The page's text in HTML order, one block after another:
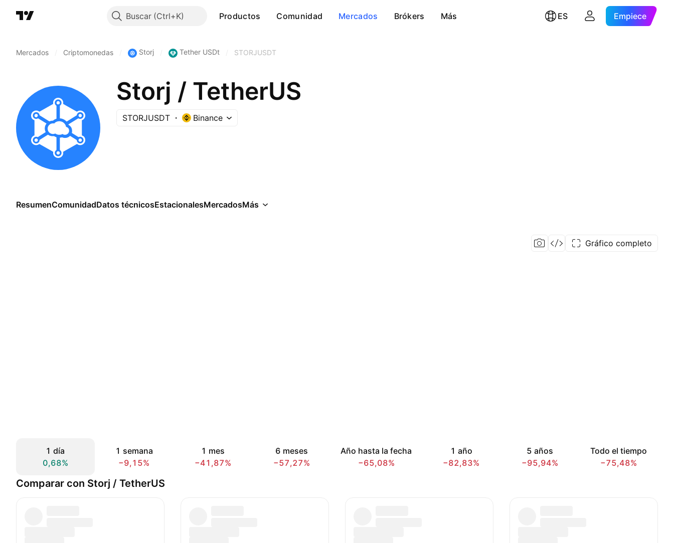
Buscar Productos Comunidad Mercados Brókers Más ES Empiece
Mercados Criptomonedas Storj Tether USDt STORJUSDT
Storj / TetherUS
STORJUSDT Binance
ResumenComunidadDatos técnicosEstacionalesMercadosMás
Gráfico completo
1 día
0,68%
1 semana
−9,15%
1 mes
−41,87%
6 meses
−57,27%
Año hasta la fecha
−65,08%
1 año
−82,83%
5 años
−95,94%
Todo el tiempo
−75,48%
Comparar con Storj / TetherUS